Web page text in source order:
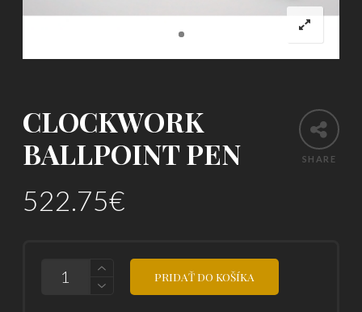
SHARE
CLOCKWORK
BALLPOINT PEN
522.75€
PRIDAŤ DO KOŠÍKA